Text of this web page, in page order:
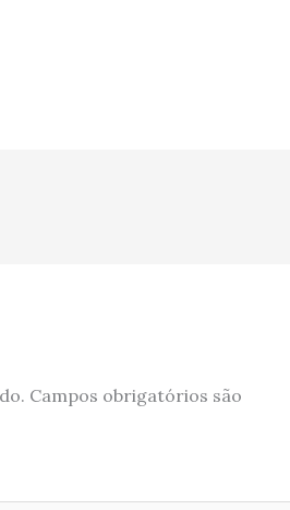
Campos obrigatórios são